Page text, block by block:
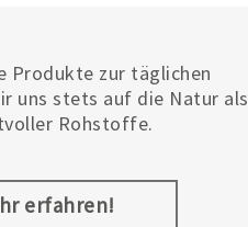
Produkte zur täglichen
uns stets auf die Natur als
Rohstoffe.
erfahren!